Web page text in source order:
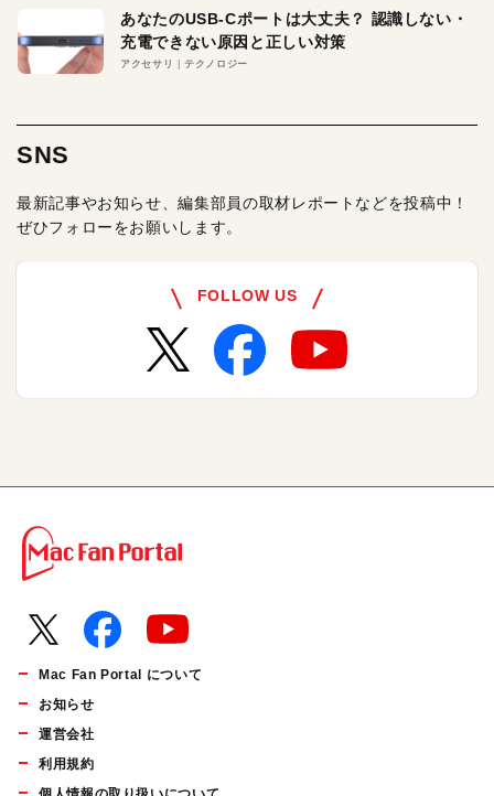
あなたのUSB-Cポートは大丈夫？ 認識しない・
充電できない原因と正しい対策
アクセサリ テクノロジー
SNS
最新記事やお知らせ、編集部員の取材レポートなどを投稿中！
ぜひフォローをお願いします。
FOLLOW US
Mac Fan Portal について
お知らせ
運営会社
利用規約